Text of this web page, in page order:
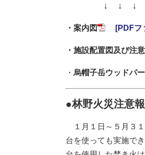
↓ ↓ ↓
・案内図 [PDFフ
・施設配置図及び注
・ 烏帽子岳ウッドパ
●林野火災注意
１月１日～５月３１
台を使っても実施で